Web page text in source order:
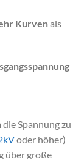
Kurvenals
Spannung zu
oder höher)
über große